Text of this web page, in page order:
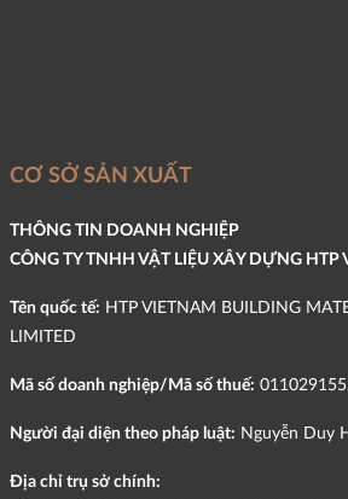
CƠ SỞ SẢN XUẤT
THÔNG TIN DOANH NGHIỆP
CÔNG TY TNHH VẬT LIỆU XÂY DỰNG HTP
Tên quốc tế: HTP VIETNAM BUILDING
LIMITED
Mã số doanh nghiệp/Mã số thuế:
Người đại diện theo pháp luật: Nguyễn Duy
Địa chỉ trụ sở chính: